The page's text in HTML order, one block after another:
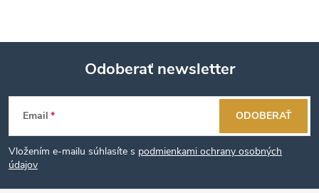
Z
á
p
Odoberať newsletter
Email
Vložením e-mailu súhlasíte s podmienkami ochrany osobných
údajov
ODOBERAŤ